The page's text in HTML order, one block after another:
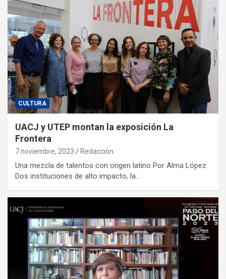
CULTURA
UACJ y UTEP montan la exposición La
Frontera
7 noviembre, 2023 Redacción
Una mezcla de talentos con origen latino Por Alma López
Dos instituciones de alto impacto, la…